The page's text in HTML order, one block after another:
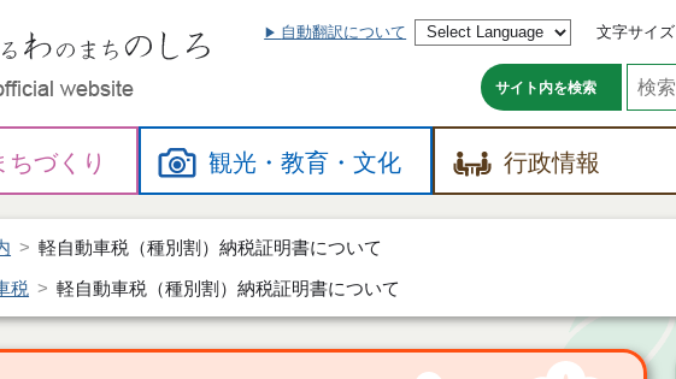
自動翻訳について 文字サイズ
サイト内を検索
ちづくり 観光・教育・文化 行政情報
軽自動車税（種別割）納税証明書について
税 軽自動車税（種別割）納税証明書について